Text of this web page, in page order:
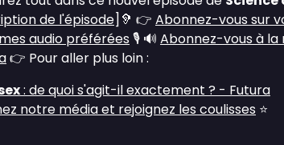
de l'épisode]🦻 👉 Abonnez-vous sur
audio préférées 🎙️ 🔊 Abonnez-vous à
👉 Pour aller plus loin :
: de quoi s'agit-il exactement ? - Futura
notre média et rejoignez les coulisses ⭐